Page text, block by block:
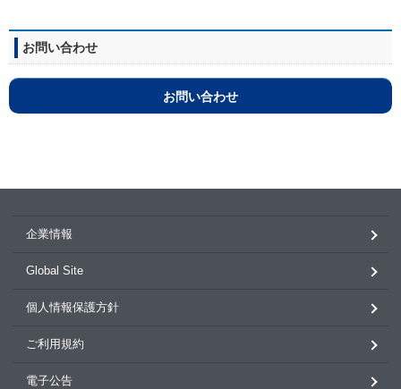
お問い合わせ
お問い合わせ
企業情報
Global Site
個人情報保護方針
ご利用規約
電子公告